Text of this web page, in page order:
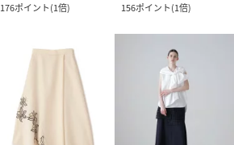
176ポイント(1倍)
156ポイント(1倍)